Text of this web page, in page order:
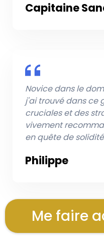
Capitaine
Novice dans le
j'ai trouvé dans ce
cruciales et des
vivement
en quête de
Philippe
Me faire